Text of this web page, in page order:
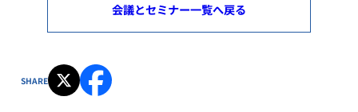
会議とセミナー一覧へ戻る
SHARE